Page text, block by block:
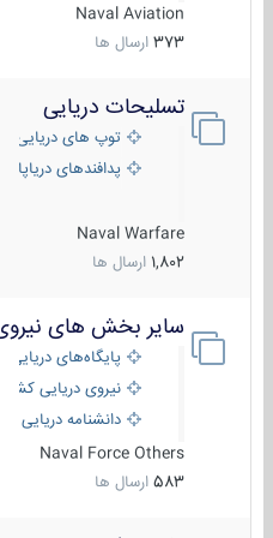
Naval Aviation
373 ارسال ها
تسلیحات دریایی
توپ های دریایی
پدافندهای دریاپایه
Naval Warfare
1,802 ارسال ها
سایر بخش های نیروی
پایگاه‌های دریایی
نیروی دریایی
دانشنامه دریایی کپی
Naval Force Others
583 ارسال ها